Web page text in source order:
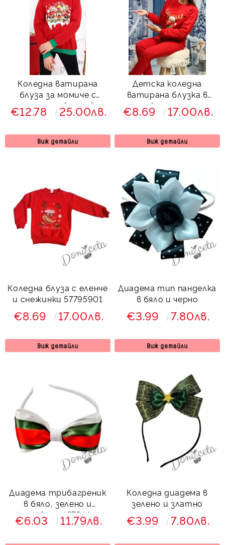
Коледна ватирана
блуза за момиче с
еленче и звънче в
червено
€12.78 25.00лв.
Виж детайли
Детска коледна
ватирана блузка в
червено с елен
€8.69 17.00лв.
Виж детайли
Коледна блуза с еленче
и снежинки 57795901
€8.69 17.00лв.
Виж детайли
Диадема тип панделка
в бяло и черно
€3.99 7.80лв.
Виж детайли
Диадема трибагреник
в бяло, зелено и
червено 457544
€6.03 11.79лв.
Коледна диадема в
зелено и златно
€3.99 7.80лв.